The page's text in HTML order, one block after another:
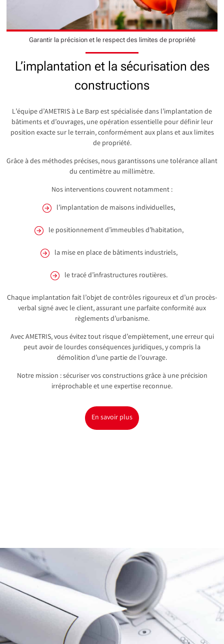
Garantir la précision et le respect des limites de propriété
L’implantation et la sécurisation des
constructions
L’équipe d’AMETRIS à Le Barp est spécialisée dans l’implantation de
bâtiments et d’ouvrages, une opération essentielle pour définir leur
position exacte sur le terrain, conformément aux plans et aux limites
de propriété.
Grâce à des méthodes précises, nous garantissons une tolérance allant
du centimètre au millimètre.
Nos interventions couvrent notamment :
l’implantation de maisons individuelles,
le positionnement d’immeubles d’habitation,
la mise en place de bâtiments industriels,
le tracé d’infrastructures routières.
Chaque implantation fait l’objet de contrôles rigoureux et d’un procès-
verbal signé avec le client, assurant une parfaite conformité aux
règlements d’urbanisme.
Avec AMETRIS, vous évitez tout risque d’empiètement, une erreur qui
peut avoir de lourdes conséquences juridiques, y compris la
démolition d’une partie de l’ouvrage.
Notre mission : sécuriser vos constructions grâce à une précision
irréprochable et une expertise reconnue.
En savoir plus